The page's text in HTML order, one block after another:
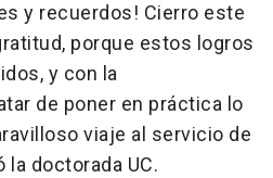
y recuerdos! Cierro este
porque estos logros
y con la
de poner en práctica lo
viaje al servicio de
la doctorada UC.